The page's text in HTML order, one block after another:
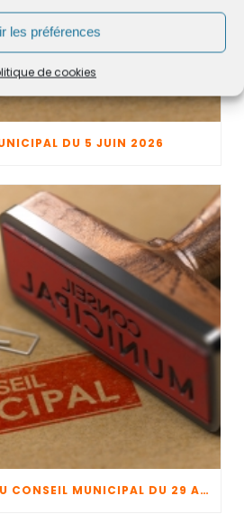
les préférences
de cookies
DU 5 JUIN 2026
COMPTE-RENDU DU CONSEIL MUNICIPAL DU 29 AVRIL 2026 + CFU 2025 + BUDGET 2026